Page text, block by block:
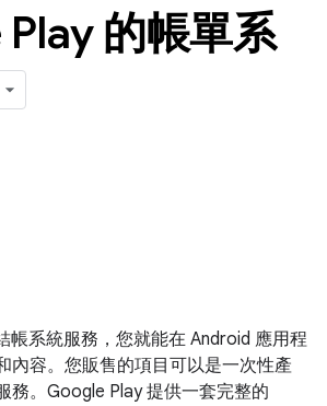
的帳單系
帳系統服務，您就能在 Android 應用程
內容。您販售的項目可以是一次性產
務。Google Play 提供一套完整的